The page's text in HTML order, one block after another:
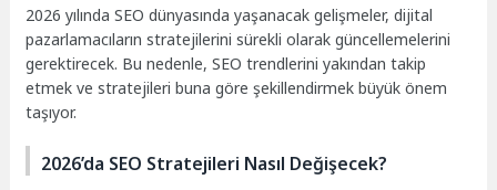
2026 yılında SEO dünyasında yaşanacak gelişmeler, dijital
pazarlamacıların stratejilerini sürekli olarak güncellemelerini
gerektirecek. Bu nedenle, SEO trendlerini yakından takip
etmek ve stratejileri buna göre şekillendirmek büyük önem
taşıyor.
2026’da SEO Stratejileri Nasıl Değişecek?